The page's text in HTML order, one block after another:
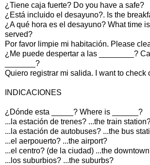
¿Tiene caja fuerte? Do you have a safe?
¿Está incluido el desayuno?. Is the
¿A qué hora es el desayuno? What time
served?
Por favor limpie mi habitación. Please
¿Me puede despertar a las ________?
_______?
Quiero registrar mi salida. I want to check
INDICACIONES
¿Dónde esta _____? Where is ______?
...la estación de trenes? ...the train
...la estación de autobuses? ...the bus
...el aerpouerto? ...the airport?
...el centro? (de la ciudad) ...the
...los suburbios? ...the suburbs?